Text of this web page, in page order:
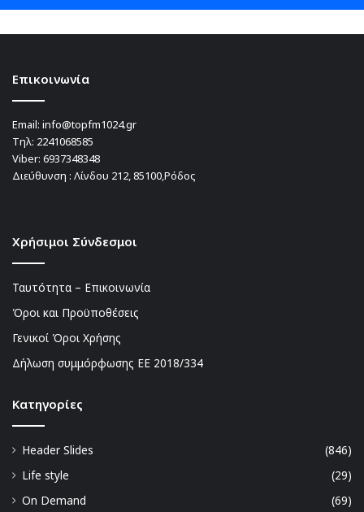
Επικοινωνία
Email: info@topfm1024.gr
Τηλ: 2241068585
Viber: 6937348348
Διεύθυνση : Λίνδου 212, 85100,Ρόδος
Χρήσιμοι Σύνδεσμοι
Ταυτότητα – Επικοινωνία
Όροι και Προϋποθέσεις
Γενικοί Όροι Χρήσης
Δήλωση συμμόρφωσης ΕΕ 2018/334
Kατηγορίες
Header Slides
(846)
Life style
(29)
On Demand
(69)